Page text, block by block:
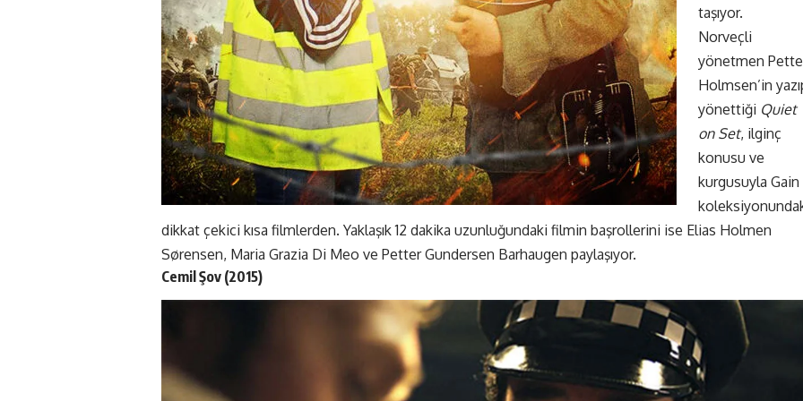
taşıyor.
Norveçli
yönetmen
Holmsen’in
yönettiği Quiet
on Set, ilginç
konusu ve
kurgusuyla Gain
dikkat çekici kısa filmlerden. Yaklaşık 12 dakika uzunluğundaki filmin başrollerini ise Elias Holmen
Sørensen, Maria Grazia Di Meo ve Petter Gundersen Barhaugen paylaşıyor.
Cemil Şov (2015)